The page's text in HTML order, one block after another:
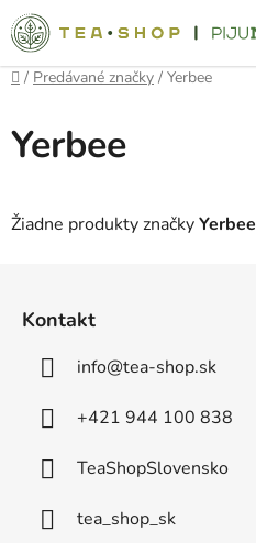
Prejsť
na
obsah
Domov
/ Predávané značky / Yerbee
Yerbee
Žiadne produkty značkyYerbee
Kontakt
info@tea-shop.sk
+421 944 100 838
TeaShopSlovensko
tea_shop_sk